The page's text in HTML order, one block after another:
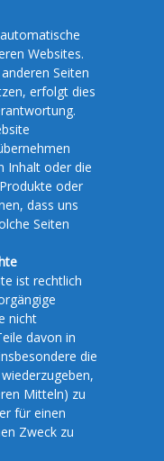
Websites.
Seiten
erfolgt dies
Inhalt oder die
oder
dass uns
Seiten
ist rechtlich
nicht
davon in
die
Mitteln) zu
für einen
Zweck zu